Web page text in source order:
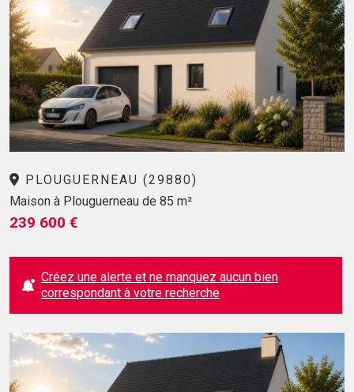
PLOUGUERNEAU (29880)
Maison à Plouguerneau de 85 m²
239 600 €
Créez une alerte et ne manquez aucun bien
correspondant à votre recherche